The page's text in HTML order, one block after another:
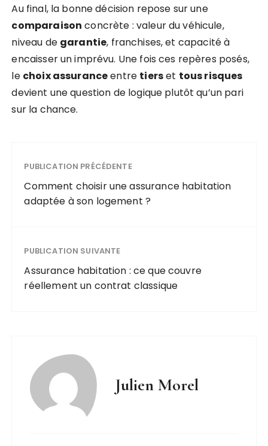
Au final, la bonne décision repose sur une
comparaison concrète : valeur du véhicule,
niveau de garantie, franchises, et capacité à
encaisser un imprévu. Une fois ces repères posés,
le choix assuranceentre tierset tous risques
devient une question de logique plutôt qu’un pari
sur la chance.
PUBLICATION PRÉCÉDENTE
Comment choisir une assurance habitation
adaptée à son logement ?
PUBLICATION SUIVANTE
Assurance habitation : ce que couvre
réellement un contrat classique
Julien Morel